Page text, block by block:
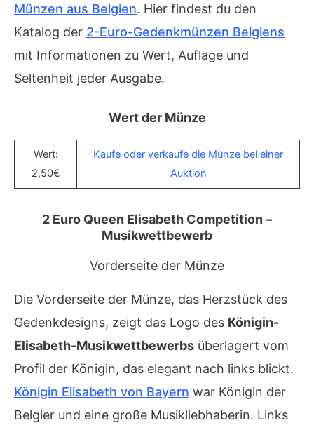
Münzen aus Belgien. Hier findest du den
Katalog der 2-Euro-Gedenkmünzen Belgiens
mit Informationen zu Wert, Auflage und
Seltenheit jeder Ausgabe.
Wert der Münze
Wert:
2,50€
Kaufe oder verkaufe die Münze bei einer
Auktion
2 Euro Queen Elisabeth Competition –
Musikwettbewerb
Vorderseite der Münze
Die Vorderseite der Münze, das Herzstück des
Gedenkdesigns, zeigt das Logo des Königin-
Elisabeth-Musikwettbewerbs überlagert vom
Profil der Königin, das elegant nach links blickt.
Königin Elisabeth von Bayern war Königin der
Belgier und eine große Musikliebhaberin. Links